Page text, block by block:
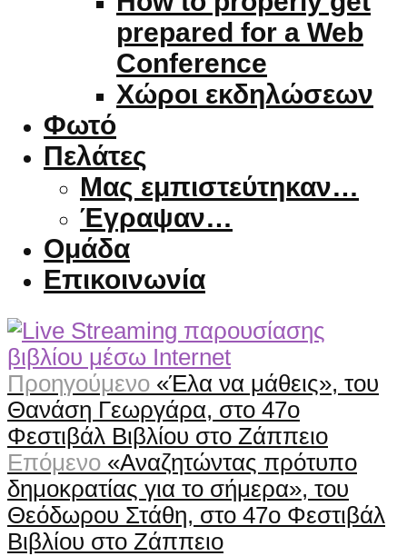
prepared for a Web
Conference
Χώροι εκδηλώσεων
Φωτό
Πελάτες
Μας εμπιστεύτηκαν…
Έγραψαν…
Ομάδα
Επικοινωνία
Προηγούμενο «Έλα να μάθεις», του
Θανάση Γεωργάρα, στο 47ο
Φεστιβάλ Βιβλίου στο Ζάππειο
Επόμενο «Αναζητώντας πρότυπο
δημοκρατίας για το σήμερα», του
Θεόδωρου Στάθη, στο 47ο Φεστιβάλ
Βιβλίου στο Ζάππειο